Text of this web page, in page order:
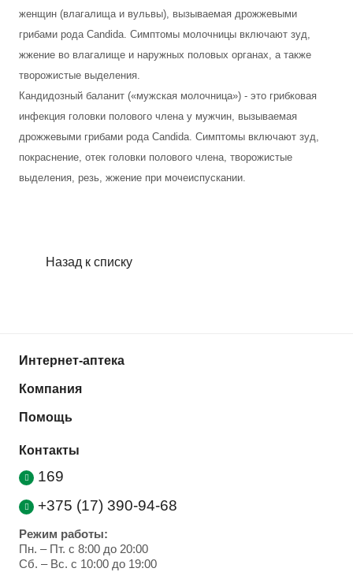
женщин (влагалища и вульвы), вызываемая дрожжевыми
грибами рода Candida. Симптомы молочницы включают зуд,
жжение во влагалище и наружных половых органах, а также
творожистые выделения.
Кандидозный баланит («мужская молочница») - это грибковая
инфекция головки полового члена у мужчин, вызываемая
дрожжевыми грибами рода Candida. Симптомы включают зуд,
покраснение, отек головки полового члена, творожистые
выделения, резь, жжение при мочеиспускании.
Назад к списку
Интернет-аптека
Компания
Помощь
Контакты
169
+375 (17) 390-94-68
Режим работы:
Пн. – Пт. с 8:00 до 20:00
Cб. – Вс. с 10:00 до 19:00